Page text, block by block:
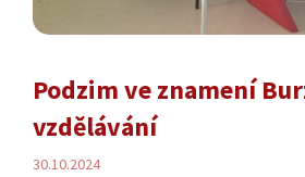
Podzim ve znamení
vzdělávání
30.10.2024